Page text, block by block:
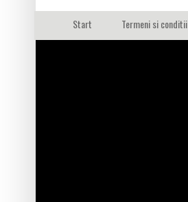
Start Termeni si conditii